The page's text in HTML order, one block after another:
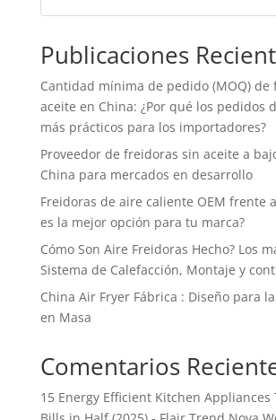
Publicaciones
Cantidad mínima de pedido (MOQ) de
aceite en China: ¿Por qué los pedidos
más prácticos para los importadores?
Proveedor de freidoras sin aceite a
China para mercados en desarrollo
Freidoras de aire caliente OEM frente
es la mejor opción para tu marca?
Cómo Son Aire Freidoras Hecho? Los
Sistema de Calefacción, Montaje y
China Air Fryer Fábrica : Diseño para
en Masa
Comentarios
15 Energy Efficient Kitchen Appliances